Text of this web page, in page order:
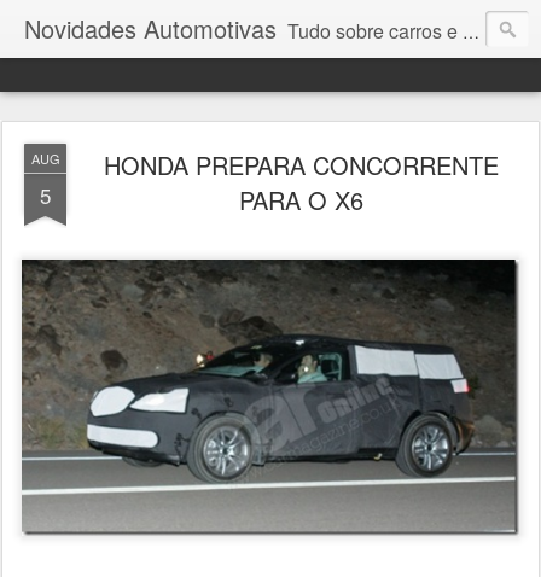
Novidades Automotivas Tudo sobre carros e motores
AUG
5
HONDA PREPARA CONCORRENTE
PARA O X6